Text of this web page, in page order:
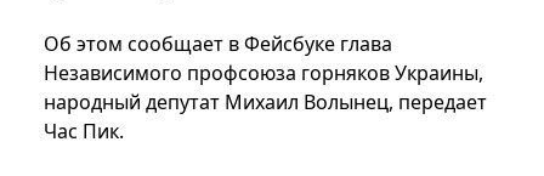
Об этом сообщает в Фейсбуке глава
Независимого профсоюза горняков Украины,
народный депутат Михаил Волынец, передает
Час Пик.